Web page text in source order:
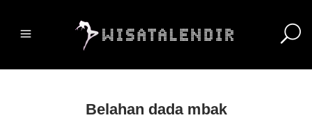
Belahan dada mbak